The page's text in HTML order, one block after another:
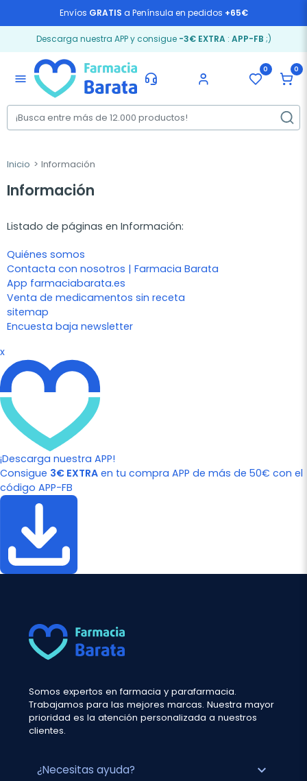
Envíos GRATIS a Península en pedidos +65€
Descarga nuestra APP y consigue -3€ EXTRA: APP-FB ;)
menu
0 0
Inicio Información
Información
Listado de páginas en Información:
Quiénes somos
Contacta con nosotros | Farmacia Barata
App farmaciabarata.es
Venta de medicamentos sin receta
sitemap
Encuesta baja newsletter
x
¡Descarga nuestra APP!
Consigue 3€ EXTRA en tu compra APP de más de 50€ con el
código APP-FB
Somos expertos en farmacia y parafarmacia.
Trabajamos para las mejores marcas. Nuestra mayor
prioridad es la atención personalizada a nuestros
clientes.
¿Necesitas ayuda? expand_more